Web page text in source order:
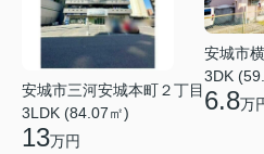
安城市三河安城本町２丁目
3LDK (84.07㎡)
13万円
安城市
3DK
6.8万